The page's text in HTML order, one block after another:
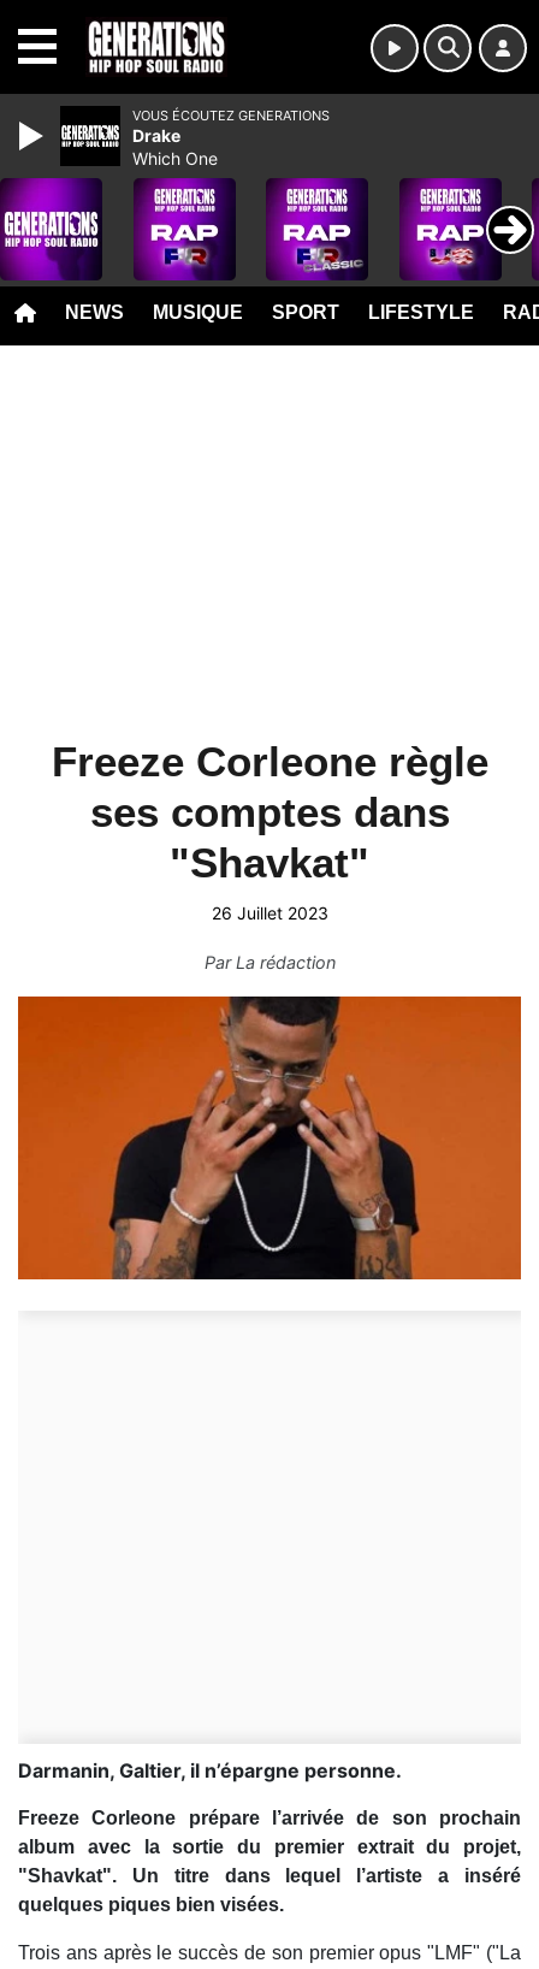
NEWS MUSIQUE SPORT LIFESTYLE
Freeze Corleone règle
ses comptes dans
"Shavkat"
26 Juillet 2023
ParLa rédaction
Darmanin, Galtier, il n’épargne personne.
Freeze Corleone prépare l’arrivée de son prochain
album avec la sortie du premier extrait du projet,
"Shavkat". Un titre dans lequel l’artiste a inséré
quelques piques bien visées.
Trois ans après le succès de son premier opus "LMF" ("La
VOUS ÉCOUTEZ GENERATIONS
Drake
Which One